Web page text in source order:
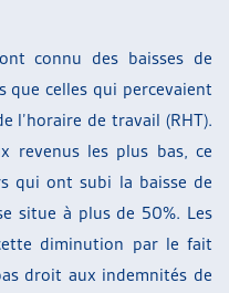
connu des baisses de
que celles qui percevaient
l’horaire de travail (RHT).
revenus les plus bas, ce
qui ont subi la baisse de
situe à plus de 50%. Les
diminution par le fait
droit aux indemnités de